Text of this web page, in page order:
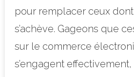
pour remplacer ceux
s’achève. Gageons que
sur le commerce
s’engagent